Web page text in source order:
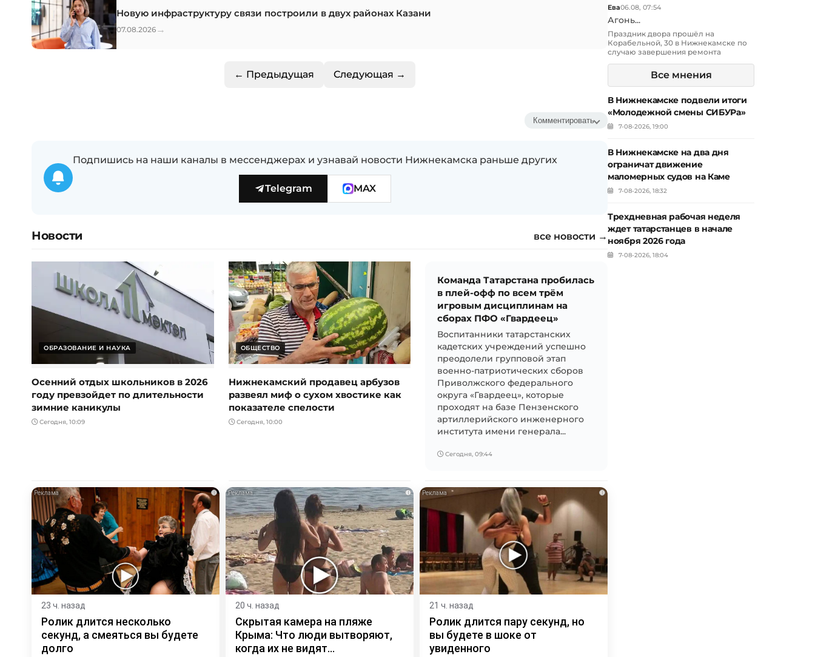
Новую инфраструктуру связи построили в двух районах Казани
07.08.2026 →
← Предыдущая Следующая →
Комментировать
Подпишись на наши каналы в мессенджерах и узнавай новости Нижнекамска раньше других
Telegram MAX
Новости все новости →
ОБРАЗОВАНИЕ И НАУКА
Осенний отдых школьников в 2026
году превзойдет по длительности
зимние каникулы
Сегодня, 10:09
ОБЩЕСТВО
Нижнекамский продавец арбузов
развеял миф о сухом хвостике как
показателе спелости
Сегодня, 10:00
Команда Татарстана пробилась
в плей-офф по всем трём
игровым дисциплинам на
сборах ПФО «Гвардеец»
Воспитанники татарстанских
кадетских учреждений успешно
преодолели групповой этап
военно-патриотических сборов
Приволжского федерального
округа «Гвардеец», которые
проходят на базе Пензенского
артиллерийского инженерного
института имени генерала...
Сегодня, 09:44
i
23 ч. назад
Ролик длится несколько
секунд, а смеяться вы будете
долго
i
20 ч. назад
Скрытая камера на пляже
Крыма: Что люди вытворяют,
когда их не видят...
i
21 ч. назад
Ролик длится пару секунд, но
вы будете в шоке от
увиденного
Ева06.08, 07:54
Агонь...
Праздник двора прошёл на
Корабельной, 30 в Нижнекамске по
случаю завершения ремонта
Все мнения
В Нижнекамске подвели итоги
«Молодежной смены СИБУРа»
7-08-2026, 19:00
В Нижнекамске на два дня
ограничат движение
маломерных судов на Каме
7-08-2026, 18:32
Трехдневная рабочая неделя
ждет татарстанцев в начале
ноября 2026 года
7-08-2026, 18:04